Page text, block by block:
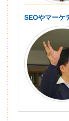
SEOやマーケ